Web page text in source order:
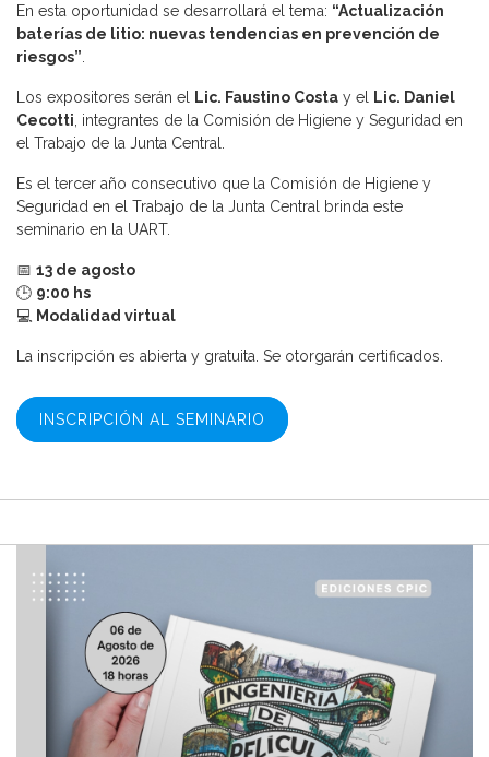
En esta oportunidad se desarrollará el tema: “Actualización
baterías de litio: nuevas tendencias en prevención de
riesgos”
Los expositores serán el Lic. Faustino Costa y el
Lic. Daniel
Cecotti , integrantes de la Comisión de Higiene y Seguridad en
el Trabajo de la Junta Central.
Es el tercer año consecutivo que la Comisión de Higiene y
Seguridad en el Trabajo de la Junta Central brinda este
seminario en la UART.
📅 13 de agosto
🕒 9:00 hs
💻 Modalidad virtual
La inscripción es abierta y gratuita. Se otorgarán certificados.
INSCRIPCIÓN AL SEMINARIO